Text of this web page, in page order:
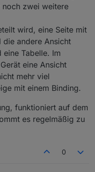
noch zwei weitere
wird, eine Seite mit
die andere Ansicht
Tabelle. Im
eine Ansicht
mehr viel
mit einem Binding.
funktioniert auf dem
es regelmäßig zu
0